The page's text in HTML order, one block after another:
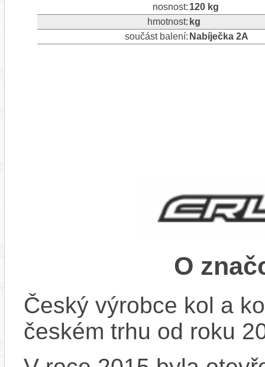
nosnost: 120 kg
hmotnost: kg
součást balení: Nabíječka 2A
O
Český výrobce kol a
českém trhu od roku